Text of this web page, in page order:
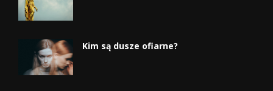
Kim są dusze ofiarne?